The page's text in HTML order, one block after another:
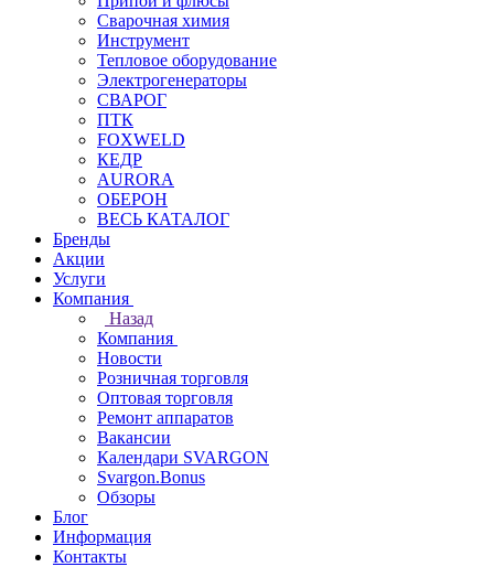
Сварочная химия
Инструмент
Тепловое оборудование
Электрогенераторы
СВАРОГ
ПТК
FOXWELD
КЕДР
AURORA
ОБЕРОН
ВЕСЬ КАТАЛОГ
Бренды
Акции
Услуги
Компания
Назад
Компания
Новости
Розничная торговля
Оптовая торговля
Ремонт аппаратов
Вакансии
Календари SVARGON
Svargon.Bonus
Обзоры
Блог
Информация
Контакты